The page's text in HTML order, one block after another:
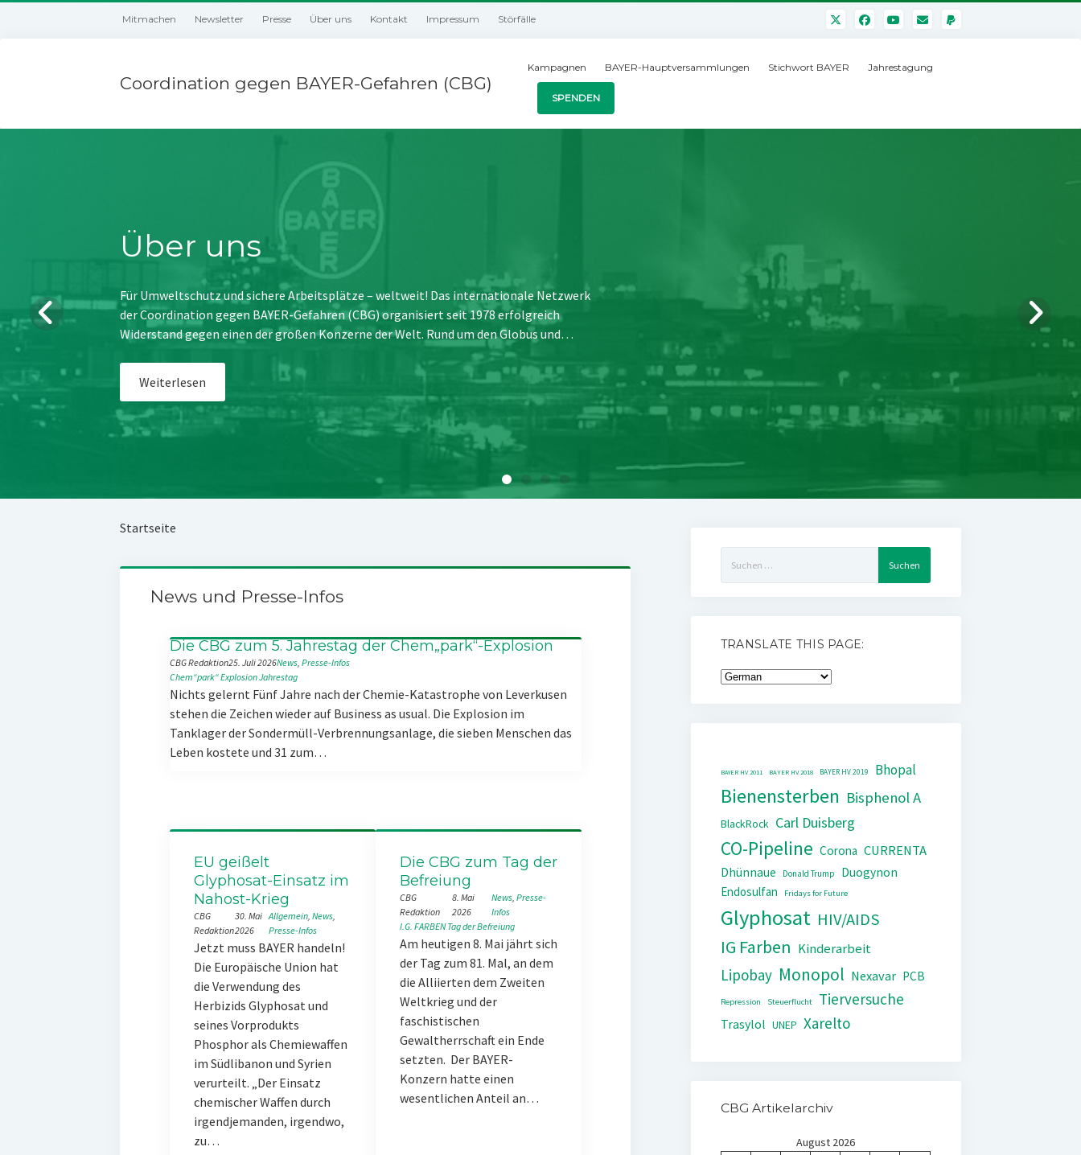
Mitmachen Newsletter Presse Über uns Kontakt Impressum Störfälle
Coordination gegen BAYER-Gefahren (CBG)
Kampagnen BAYER-Hauptversammlungen Stichwort BAYER Jahrestagung
SPENDEN
Über uns
Für Umweltschutz und sichere Arbeitsplätze – weltweit! Das internationale Netzwerk
der Coordination gegen BAYER-Gefahren (CBG) organisiert seit 1978 erfolgreich
Widerstand gegen einen der großen Konzerne der Welt. Rund um den Globus und…
Weiterlesen
Startseite
News und Presse-Infos
Die CBG zum 5. Jahrestag der Chem„park“-Explosion
CBG Redaktion25. Juli 2026News, Presse-Infos
Chem“park“ExplosionJahrestag
Nichts gelernt Fünf Jahre nach der Chemie-Katastrophe von Leverkusen
stehen die Zeichen wieder auf Business as usual. Die Explosion im
Tanklager der Sondermüll-Verbrennungsanlage, die sieben Menschen das
Leben kostete und 31 zum…
EU geißelt
Glyphosat-Einsatz im
Nahost-Krieg
CBG
Redaktion
30. Mai
2026
Allgemein, News
Presse-Infos
Jetzt muss BAYER handeln!
Die Europäische Union hat
die Verwendung des
Herbizids Glyphosat und
seines Vorprodukts
Phosphor als Chemiewaffen
im Südlibanon und Syrien
verurteilt. „Der Einsatz
chemischer Waffen durch
irgendjemanden, irgendwo,
zu…
Die CBG zum Tag der
Befreiung
CBG
Redaktion
8. Mai
2026
News, Presse-
Infos
I.G. FARBEN Tag der Befreiung
Am heutigen 8. Mai jährt sich
der Tag zum 81. Mal, an dem
die Alliierten dem Zweiten
Weltkrieg und der
faschistischen
Gewaltherrschaft ein Ende
setzten. Der BAYER-
Konzern hatte einen
wesentlichen Anteil an…
nach:
TRANSLATE THIS PAGE:
BAYER HV 2011 BAYER HV 2018 BAYER HV 2019 Bhopal
Bienensterben Bisphenol A
BlackRock Carl Duisberg
CO-Pipeline Corona CURRENTA
Dhünnaue Donald Trump
Duogynon
Endosulfan
Fridays for Future
Glyphosat HIV/AIDS
IG Farben Kinderarbeit
Lipobay Monopol Nexavar PCB
Repression Steuerflucht Tierversuche
Trasylol UNEP Xarelto
CBG Artikelarchiv
August 2026